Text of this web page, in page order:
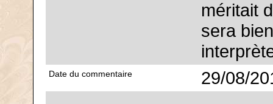
méritait
sera
Date du commentaire 29/08/